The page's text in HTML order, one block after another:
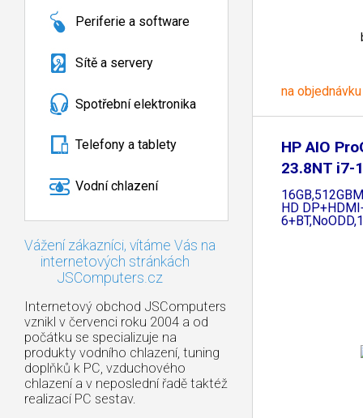
Periferie a software
Sítě a servery
Spotřební elektronika
Telefony a tablety
Vodní chlazení
Vážení zákazníci, vítáme Vás na
internetových stránkách
JSComputers.cz
Internetový obchod JSComputers
vznikl v červenci roku 2004 a od
počátku se specializuje na
produkty vodního chlazení, tuning
doplňků k PC, vzduchového
chlazení a v neposlední řadě taktéž
realizací PC sestav.
na objednávku
HP AIO
23.8NT i7-
HD